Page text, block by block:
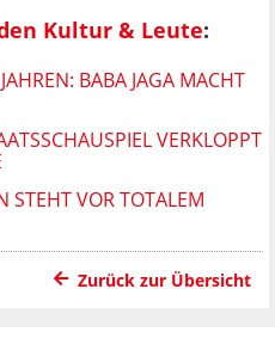
Kultur & Leute:
BABA JAGA MACHT
VERKLOPPT
STEHT VOR TOTALEM
Zurück zur Übersicht